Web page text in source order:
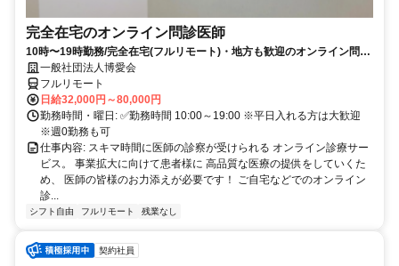
完全在宅のオンライン問診医師
10時〜19時勤務/完全在宅(フルリモート)・地方も歓迎のオンライン問診
業務一般社団法人博愛会
フルリモート
日給32,000円～80,000円
勤務時間・曜日: ✅勤務時間 10:00～19:00 ※平日入れる方は大歓迎
※週0勤務も可
仕事内容: スキマ時間に医師の診察が受けられる オンライン診療サー
ビス。 事業拡大に向けて患者様に 高品質な医療の提供をしていくた
め、 医師の皆様のお力添えが必要です！ ご自宅などでのオンライン
診...
シフト自由 フルリモート 残業なし
契約社員